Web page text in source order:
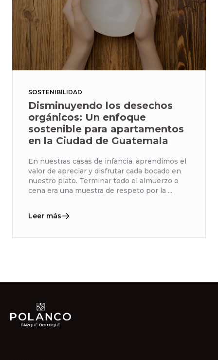
SOSTENIBILIDAD
Disminuyendo los desechos
orgánicos: Un enfoque
sostenible para apartamentos
en la Ciudad de Guatemala
En nuestras casas de infancia, aprendimos el
valor de apreciar y disfrutar cada bocado en
nuestro plato. Terminar todo el almuerzo o
cena era una muestra de respeto por la ...
Leer más